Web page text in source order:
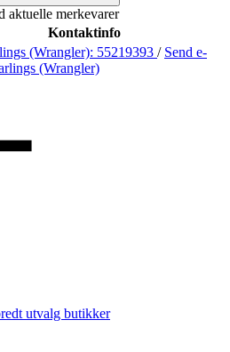
aktuelle merkevarer
Kontaktinfo
(Wrangler): 55219393 / Send e-
(Wrangler)
utvalg butikker